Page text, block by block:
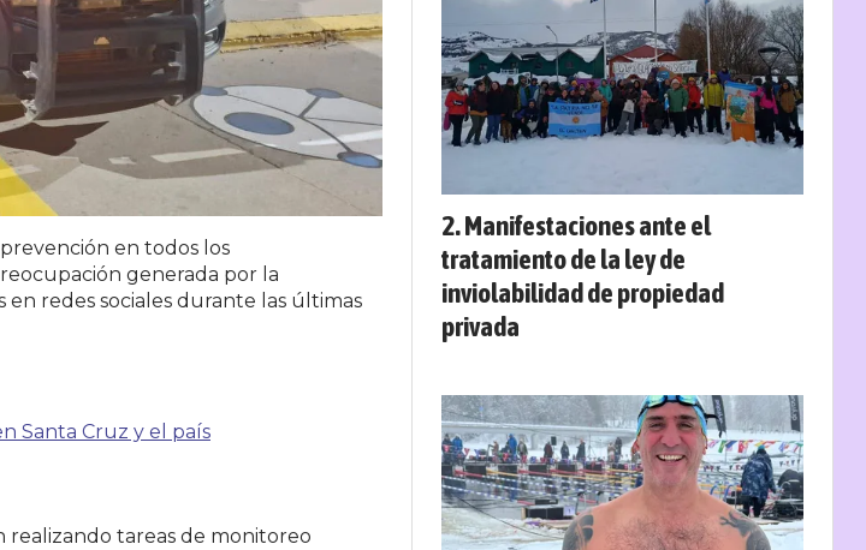
en todos los
generada por la
redes sociales durante las últimas
Santa Cruz y el país
realizando tareas de monitoreo
Manifestaciones ante el
tratamiento de la ley de
inviolabilidad de propiedad
privada